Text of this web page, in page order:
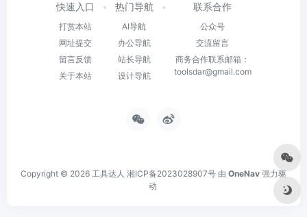
快速入口
打赏本站
网址提交
留言反馈
关于本站
热门导航
AI导航
办公导航
站长导航
设计导航
联系合作
公众号
交流留言
商务合作联系邮箱：
toolsdar@gmail.com
Copyright © 2026 工具达人 湘ICP备2023028907号 由 OneNav 强力驱
动